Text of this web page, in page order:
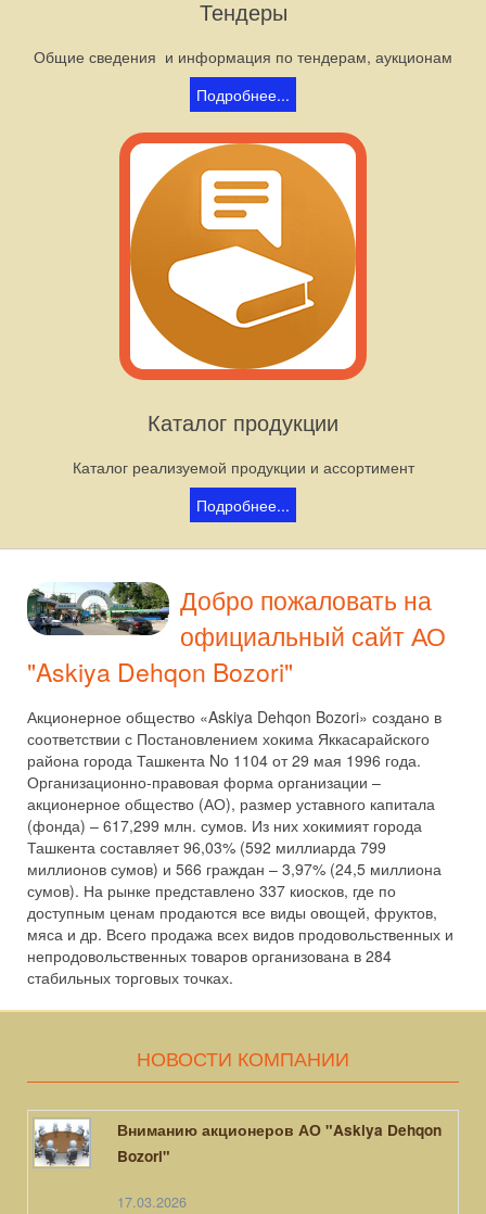
Тендеры
Общие сведения и информация по тендерам, аукционам
Подробнее...
Каталог продукции
Каталог реализуемой продукции и ассортимент
Подробнее...
Добро пожаловать на
официальный сайт АО
"Askiya Dehqon Bozori"
Акционерное общество «Askiya Dehqon Bozori» создано в
соответствии с Постановлением хокима Яккасарайского
района города Ташкента No 1104 от 29 мая 1996 года.
Организационно-правовая форма организации –
акционерное общество (АО), размер уставного капитала
(фонда) – 617,299 млн. сумов. Из них хокимият города
Ташкента составляет 96,03% (592 миллиарда 799
миллионов сумов) и 566 граждан – 3,97% (24,5 миллиона
сумов). На рынке представлено 337 киосков, где по
доступным ценам продаются все виды овощей, фруктов,
мяса и др. Всего продажа всех видов продовольственных и
непродовольственных товаров организована в 284
стабильных торговых точках.
НОВОСТИ КОМПАНИИ
Вниманию акционеров АО "Askiya Dehqon
Bozori"
17.03.2026